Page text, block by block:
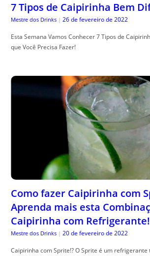
7 Tipos de Caipirinha Bem
Mestre dos Drinks | 26 de fevereiro de 2022
Esta Semana Vamos Conhecer 7 Tipos de
que Você Precisa Fazer!
Como fazer Caipirinha com
Aprenda mais esta
Caipirinha com Refrigerante!
Mestre dos Drinks | 20 de fevereiro de 2022
Caipirinha com Sprite!? O Sprite é um